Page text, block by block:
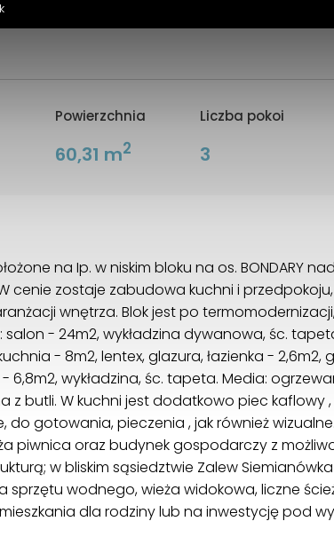
Powierzchnia
60,31 m2
Liczba pokoi
3
na Ip. w niskim bloku na os. BONDARY
cenie zostaje zabudowa kuchni i
wnętrza. Blok jest po
salon - 24m2, wykładzina dywanowa, śc.
- 8m2, lentex, glazura, łazienka -
6,8m2, wykładzina, śc. tapeta. Media:
z butli. W kuchni jest dodatkowo piec kaflowy
do gotowania, pieczenia , jak również
piwnica oraz budynek gospodarczy z
w bliskim sąsiedztwie Zalew
wodnego, wieża widokowa, liczne
dla rodziny lub na inwestycję pod